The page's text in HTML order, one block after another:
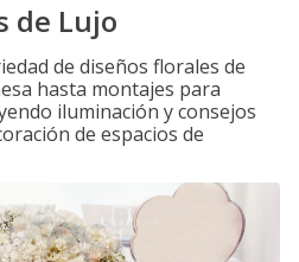
de Lujo
de diseños florales de
hasta montajes para
iluminación y consejos
de espacios de